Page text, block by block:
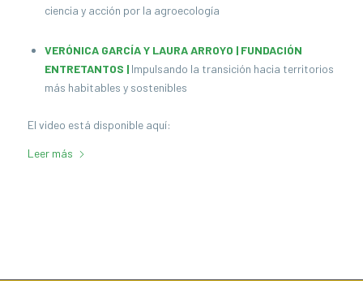
ciencia y acción por la agroecología
VERÓNICA GARCÍA Y LAURA ARROYO | FUNDACIÓN
ENTRETANTOS | Impulsando la transición hacia territorios
más habitables y sostenibles
El video está disponible aquí:
Leer más